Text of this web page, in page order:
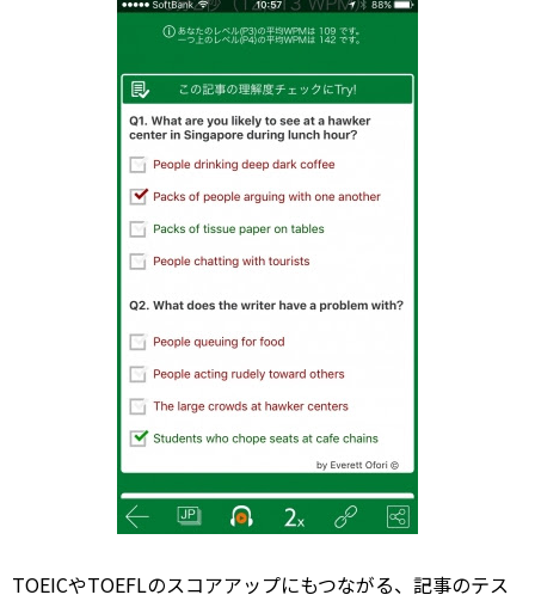
TOEICやTOEFLのスコアアップにもつながる、記事のテス